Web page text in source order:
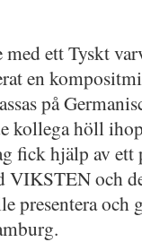
med ett Tyskt
en
på
kollega höll
fick hjälp av
VIKSTEN och
presentera och